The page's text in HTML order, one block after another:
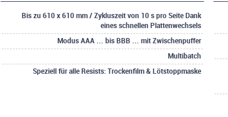
Bis zu 610 x 610 mm / Zykluszeit von 10 s pro Seite Dank
eines schnellen Plattenwechsels
Modus AAA ... bis BBB ... mit Zwischenpuffer
Multibatch
Speziell für alle Resists: Trockenfilm & Lötstoppmaske